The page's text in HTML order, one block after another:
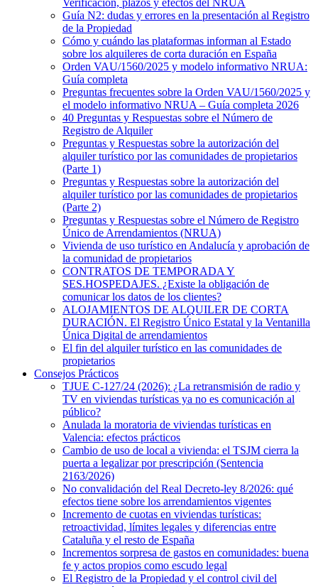
Verificación, plazos y efectos del NRUA
Guía N2: dudas y errores en la presentación al Registro
de la Propiedad
Cómo y cuándo las plataformas informan al Estado
sobre los alquileres de corta duración en España
Orden VAU/1560/2025 y modelo informativo NRUA:
Guía completa
Preguntas frecuentes sobre la Orden VAU/1560/2025 y
el modelo informativo NRUA – Guía completa 2026
40 Preguntas y Respuestas sobre el Número de
Registro de Alquiler
Preguntas y Respuestas sobre la autorización del
alquiler turístico por las comunidades de propietarios
(Parte 1)
Preguntas y Respuestas sobre la autorización del
alquiler turístico por las comunidades de propietarios
(Parte 2)
Preguntas y Respuestas sobre el Número de Registro
Único de Arrendamientos (NRUA)
Vivienda de uso turístico en Andalucía y aprobación de
la comunidad de propietarios
CONTRATOS DE TEMPORADA Y
SES.HOSPEDAJES. ¿Existe la obligación de
comunicar los datos de los clientes?
ALOJAMIENTOS DE ALQUILER DE CORTA
DURACIÓN. El Registro Único Estatal y la Ventanilla
Única Digital de arrendamientos
El fin del alquiler turístico en las comunidades de
propietarios
Consejos Prácticos
TJUE C-127/24 (2026): ¿La retransmisión de radio y
TV en viviendas turísticas ya no es comunicación al
público?
Anulada la moratoria de viviendas turísticas en
Valencia: efectos prácticos
Cambio de uso de local a vivienda: el TSJM cierra la
puerta a legalizar por prescripción (Sentencia
2163/2026)
No convalidación del Real Decreto-ley 8/2026: qué
efectos tiene sobre los arrendamientos vigentes
Incremento de cuotas en viviendas turísticas:
retroactividad, límites legales y diferencias entre
Cataluña y el resto de España
Incrementos sorpresa de gastos en comunidades: buena
fe y actos propios como escudo legal
El Registro de la Propiedad y el control civil del